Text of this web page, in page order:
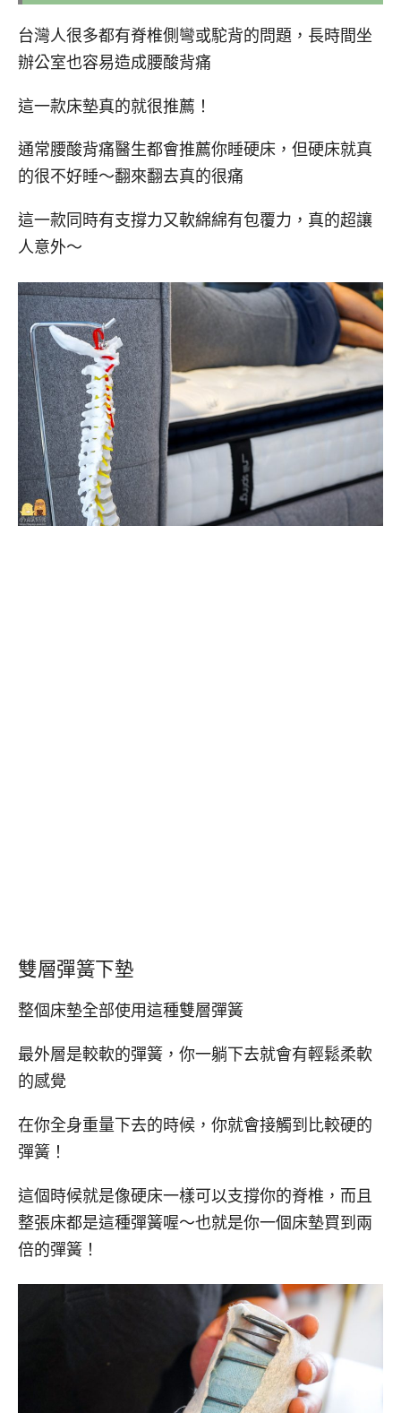
台灣人很多都有脊椎側彎或駝背的問題，長時間坐
辦公室也容易造成腰酸背痛
這一款床墊真的就很推薦！
通常腰酸背痛醫生都會推薦你睡硬床，但硬床就真
的很不好睡～翻來翻去真的很痛
這一款同時有支撐力又軟綿綿有包覆力，真的超讓
人意外～
雙層彈簧下墊
整個床墊全部使用這種雙層彈簧
最外層是較軟的彈簧，你一躺下去就會有輕鬆柔軟
的感覺
在你全身重量下去的時候，你就會接觸到比較硬的
彈簧！
這個時候就是像硬床一樣可以支撐你的脊椎，而且
整張床都是這種彈簧喔～也就是你一個床墊買到兩
倍的彈簧！